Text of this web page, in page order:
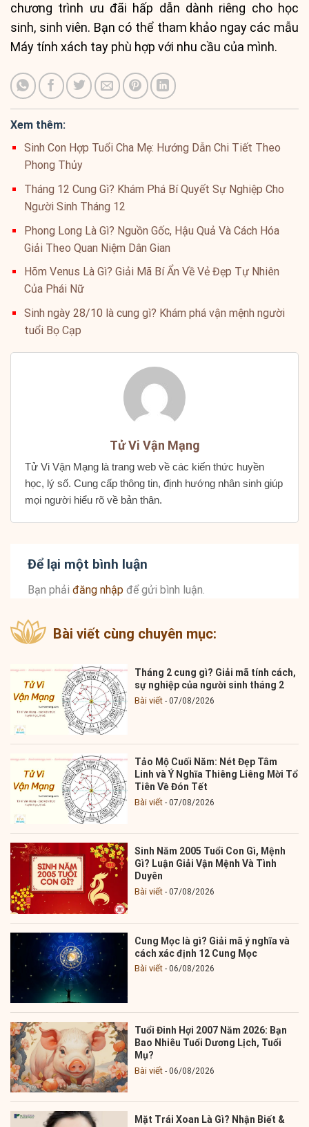
chương trình ưu đãi hấp dẫn dành riêng cho học
sinh, sinh viên. Bạn có thể tham khảo ngay các mẫu
Máy tính xách tay phù hợp với nhu cầu của mình.
Xem thêm:
Sinh Con Hợp Tuổi Cha Mẹ: Hướng Dẫn Chi Tiết Theo
Phong Thủy
Tháng 12 Cung Gì? Khám Phá Bí Quyết Sự Nghiệp Cho
Người Sinh Tháng 12
Phong Long Là Gì? Nguồn Gốc, Hậu Quả Và Cách Hóa
Giải Theo Quan Niệm Dân Gian
Hõm Venus Là Gì? Giải Mã Bí Ẩn Về Vẻ Đẹp Tự Nhiên
Của Phái Nữ
Sinh ngày 28/10 là cung gì? Khám phá vận mệnh người
tuổi Bọ Cạp
Tử Vi Vận Mạng
Tử Vi Vận Mạng là trang web về các kiến thức huyền
học, lý số. Cung cấp thông tin, định hướng nhân sinh giúp
mọi người hiểu rõ về bản thân.
Để lại một bình luận
Bạn phải đăng nhập để gửi bình luận.
Bài viết cùng chuyên mục:
Tháng 2 cung gì? Giải mã tính cách,
sự nghiệp của người sinh tháng 2
Bài viết 07/08/2026
Tảo Mộ Cuối Năm: Nét Đẹp Tâm
Linh và Ý Nghĩa Thiêng Liêng Mời Tổ
Tiên Về Đón Tết
Bài viết 07/08/2026
Sinh Năm 2005 Tuổi Con Gì, Mệnh
Gì? Luận Giải Vận Mệnh Và Tình
Duyên
Bài viết 07/08/2026
Cung Mọc là gì? Giải mã ý nghĩa và
cách xác định 12 Cung Mọc
Bài viết 06/08/2026
Tuổi Đinh Hợi 2007 Năm 2026: Bạn
Bao Nhiêu Tuổi Dương Lịch, Tuổi
Mụ?
Bài viết 06/08/2026
Mặt Trái Xoan Là Gì? Nhận Biết &